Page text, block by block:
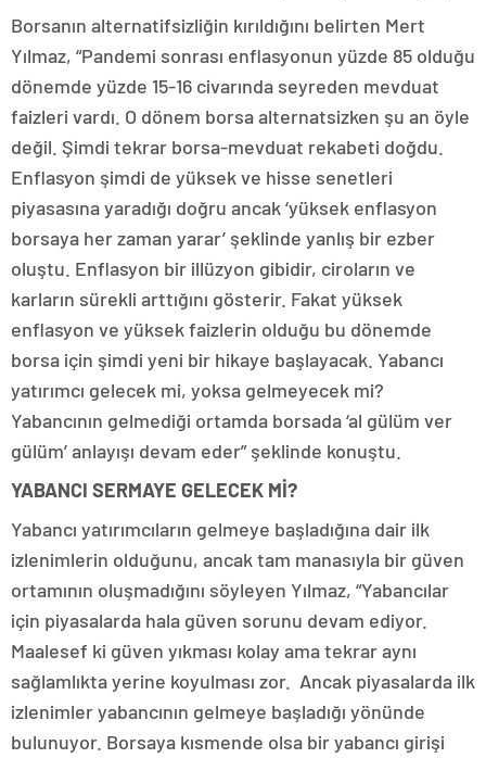
Borsanın alternatifsizliğin kırıldığını belirten Mert
Yılmaz, “Pandemi sonrası enflasyonun yüzde 85 olduğu
dönemde yüzde 15-16 civarında seyreden mevduat
faizleri vardı. O dönem borsa alternatsizken şu an öyle
değil. Şimdi tekrar borsa-mevduat rekabeti doğdu.
Enflasyon şimdi de yüksek ve hisse senetleri
piyasasına yaradığı doğru ancak ‘yüksek enflasyon
borsaya her zaman yarar’ şeklinde yanlış bir ezber
oluştu. Enflasyon bir illüzyon gibidir, ciroların ve
karların sürekli arttığını gösterir. Fakat yüksek
enflasyon ve yüksek faizlerin olduğu bu dönemde
borsa için şimdi yeni bir hikaye başlayacak. Yabancı
yatırımcı gelecek mi, yoksa gelmeyecek mi?
Yabancının gelmediği ortamda borsada ‘al gülüm ver
gülüm’ anlayışı devam eder” şeklinde konuştu.
YABANCI SERMAYE GELECEK Mİ?
Yabancı yatırımcıların gelmeye başladığına dair ilk
izlenimlerin olduğunu, ancak tam manasıyla bir güven
ortamının oluşmadığını söyleyen Yılmaz, “Yabancılar
için piyasalarda hala güven sorunu devam ediyor.
Maalesef ki güven yıkması kolay ama tekrar aynı
sağlamlıkta yerine koyulması zor. Ancak piyasalarda ilk
izlenimler yabancının gelmeye başladığı yönünde
bulunuyor. Borsaya kısmende olsa bir yabancı girişi